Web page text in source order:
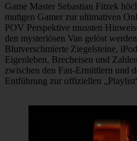
Game Master Sebastian Fitzek
mutigen Gamer zur ultimativen
POV Perspektive mussten
den mysteriösen Van gelöst
Blutverschmierte Ziegelsteine,
Eigenleben, Brecheisen und
zwischen den Fan-Ermittlern und
Entführung zur offiziellen